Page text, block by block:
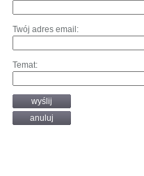
Twój adres email:
Temat:
wyślij
anuluj